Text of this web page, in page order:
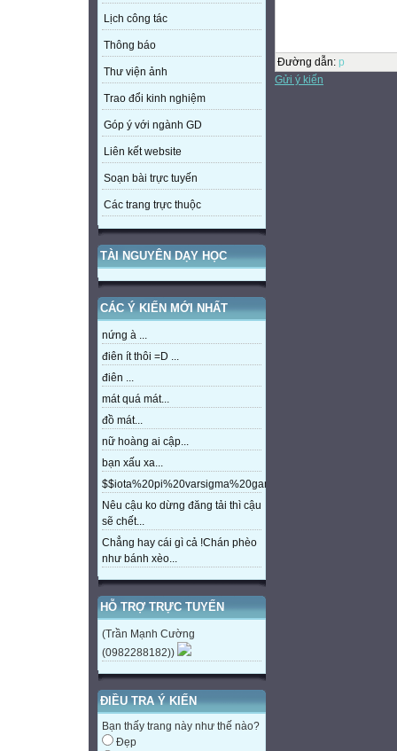
Lịch công tác
Thông báo
Thư viện ảnh
Trao đổi kinh nghiệm
Góp ý với ngành GD
Liên kết website
Soạn bài trực tuyến
Các trang trực thuộc
TÀI NGUYÊN DẠY HỌC
CÁC Ý KIẾN MỚI NHẤT
nứng à ...
điên ít thôi =D ...
điên ...
mát quá mát...
đồ mát...
nữ hoàng ai cập...
bạn xấu xa...
Nêu cậu ko dừng đăng tải thì cậu
sẽ chết...
Chẳng hay cái gì cả !Chán phèo
như bánh xèo...
HỖ TRỢ TRỰC TUYẾN
(Trần Mạnh Cường
(0982288182))
ĐIỀU TRA Ý KIẾN
Bạn thấy trang này như thế nào?
Đẹp
Đường dẫn: p
Gửi ý kiến